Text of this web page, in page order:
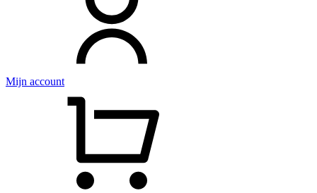
Mijn account